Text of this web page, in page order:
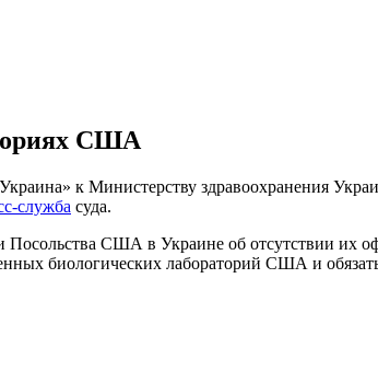
США
к Министерству здравоохранения
служба суда.
США в Украине об отсутствии их
биологических лабораторий США и обязать